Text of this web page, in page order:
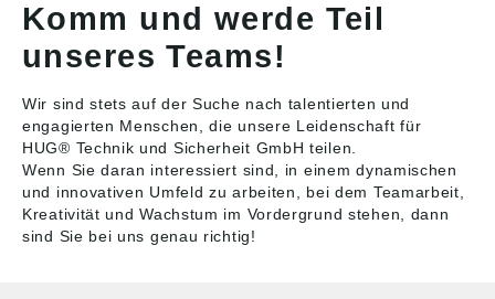
Komm und werde Teil
unseres Teams!
Wir sind stets auf der Suche nach talentierten und
engagierten Menschen, die unsere Leidenschaft für
HUG® Technik und Sicherheit GmbH teilen.
Wenn Sie daran interessiert sind, in einem dynamischen
und innovativen Umfeld zu arbeiten, bei dem Teamarbeit,
Kreativität und Wachstum im Vordergrund stehen, dann
sind Sie bei uns genau richtig!